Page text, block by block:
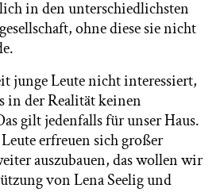
in den unterschiedlichsten
ohne diese sie nicht
junge Leute nicht interessiert,
in der Realität keinen
gilt jedenfalls für unser Haus.
erfreuen sich großer
auszubauen, das wollen wir
von Lena Seelig und